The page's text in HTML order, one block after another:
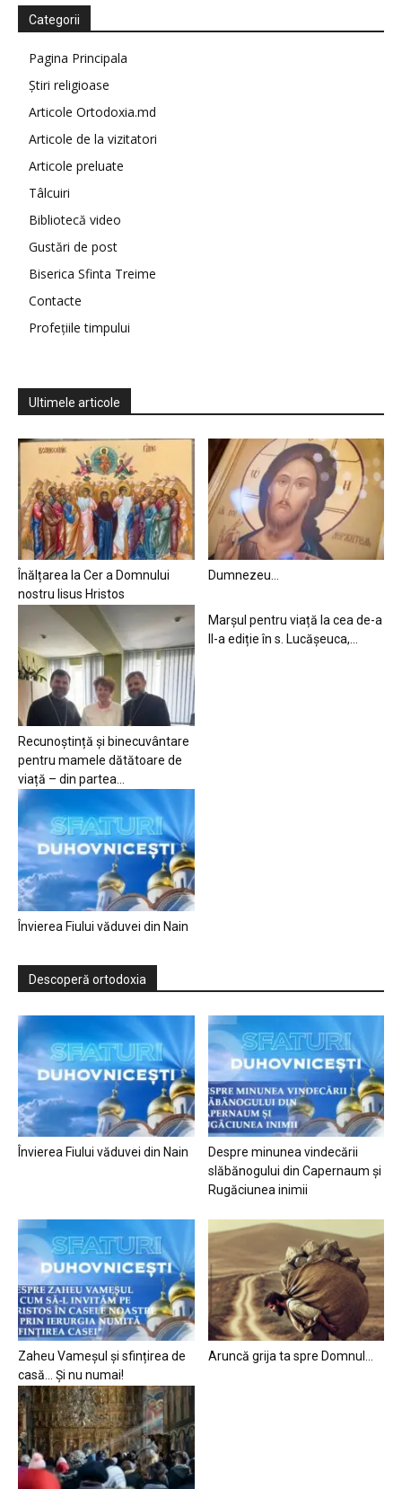
Categorii
Pagina Principala
Știri religioase
Articole Ortodoxia.md
Articole de la vizitatori
Articole preluate
Tâlcuiri
Bibliotecă video
Gustări de post
Biserica Sfinta Treime
Contacte
Profețiile timpului
Ultimele articole
Înălțarea la Cer a Domnului
nostru Iisus Hristos
Dumnezeu…
Recunoștință și binecuvântare
pentru mamele dătătoare de
viață – din partea...
Marșul pentru viață la cea de-a
II-a ediție în s. Lucășeuca,...
Învierea Fiului văduvei din Nain
Descoperă ortodoxia
Învierea Fiului văduvei din Nain
Despre minunea vindecării
slăbănogului din Capernaum și
Rugăciunea inimii
Zaheu Vameșul și sfințirea de
casă… Și nu numai!
Aruncă grija ta spre Domnul…